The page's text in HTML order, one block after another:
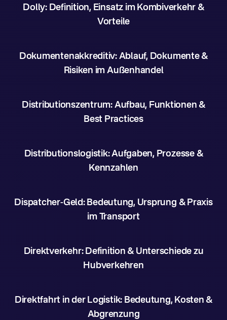
Dolly: Definition, Einsatz im Kombiverkehr &
Vorteile
Dokumentenakkreditiv: Ablauf, Dokumente &
Risiken im Außenhandel
Distributionszentrum: Aufbau, Funktionen &
Best Practices
Distributionslogistik: Aufgaben, Prozesse &
Kennzahlen
Dispatcher-Geld: Bedeutung, Ursprung & Praxis
im Transport
Direktverkehr: Definition & Unterschiede zu
Hubverkehren
Direktfahrt in der Logistik: Bedeutung, Kosten &
Abgrenzung